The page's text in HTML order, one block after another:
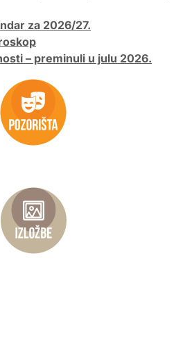
za 2026/27.
– preminuli u julu 2026.